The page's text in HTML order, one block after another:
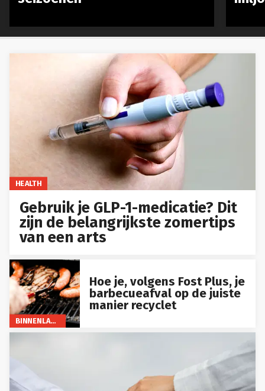
HEALTH
Gebruik je GLP-1-medicatie? Dit
zijn de belangrijkste zomertips
van een arts
BINNENLAND
Hoe je, volgens Fost Plus, je
barbecueafval op de juiste
manier recyclet